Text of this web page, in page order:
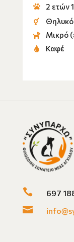
2 ετών
Θηλυκό
Μικρό
Καφέ
 697
